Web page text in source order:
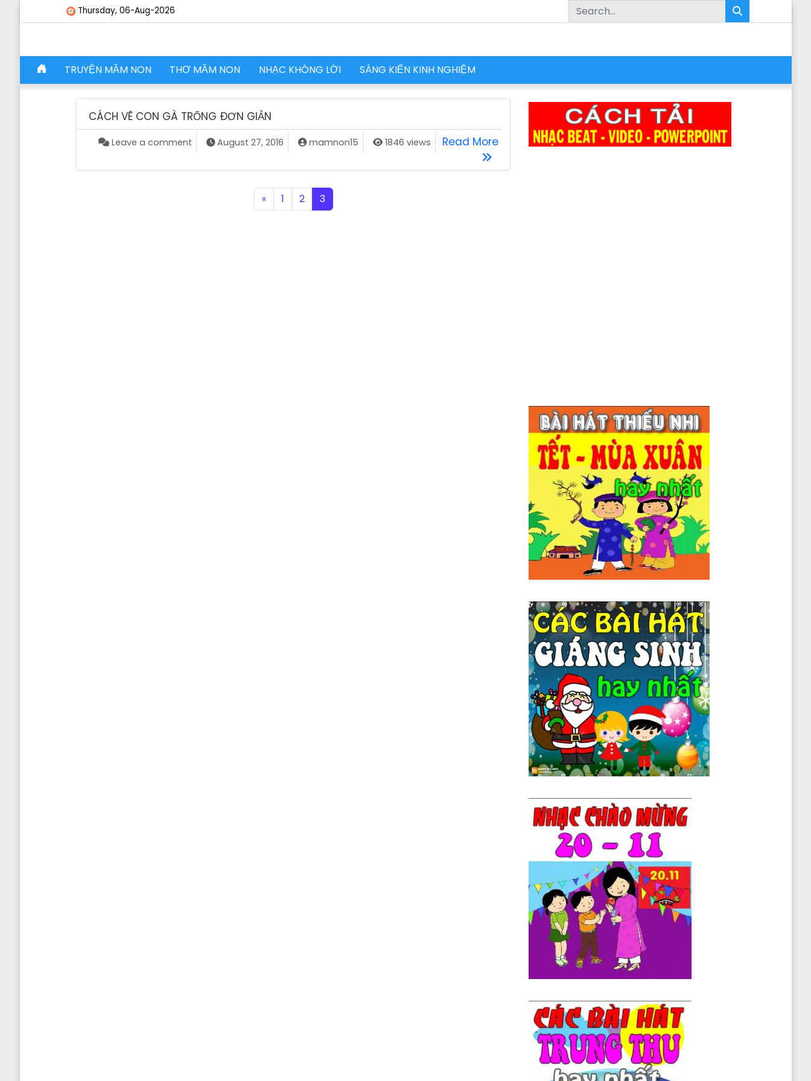
Skip to contentThursday, 06-Aug-2026
Skip to content
Main Navigation
TRUYỆN MẦM NON THƠ MẦM NON NHẠC KHÔNG LỜI SÁNG KIẾN KINH NGHIỆM
CÁCH VẼ CON GÀ TRỐNG ĐƠN GIẢN
Leave a comment on CÁCH VẼ CON GÀ TRỐNG ĐƠN GIẢN
August 27, 2016 mamnon15 1846 views Read MoreCÁCH VẼ CON GÀ TRỐNG ĐƠN GIẢN
« 1 2 3